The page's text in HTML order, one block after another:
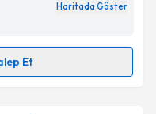
ilişkin
verilerimin belirtilen
ediyorum.
Haritada Göster
Et